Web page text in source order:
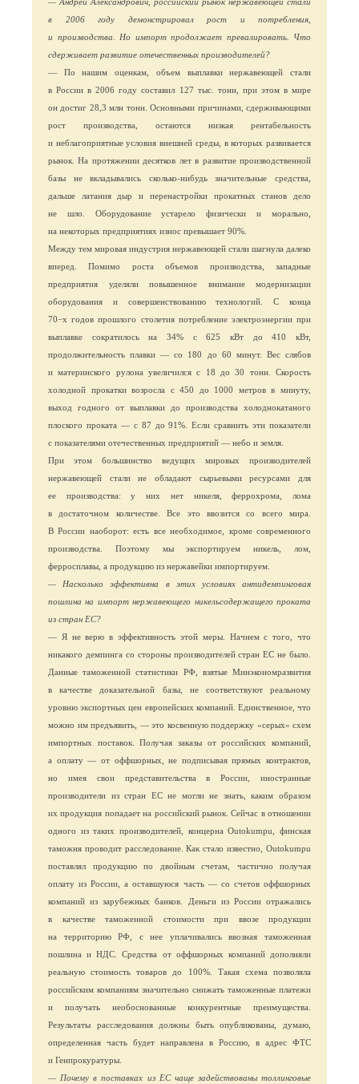
— Андрей Александрович, российский рынок нержавеющей стали
в 2006 году демонстрировал рост и потребления,
и производства. Но импорт продолжает превалировать. Что
сдерживает развитие отечественных производителей?
— По нашим оценкам, объем выплавки нержавеющей стали
в России в 2006 году составил 127 тыс. тонн, при этом в мире
он достиг 28,3 млн тонн. Основными причинами, сдерживающими
рост производства, остаются низкая рентабельность
и неблагоприятные условия внешней среды, в которых развивается
рынок. На протяжении десятков лет в развитие производственной
базы не вкладывались сколько-нибудь значительные средства,
дальше латания дыр и перенастройки прокатных станов дело
не шло. Оборудование устарело физически и морально,
на некоторых предприятиях износ превышает 90%.
Между тем мировая индустрия нержавеющей стали шагнула далеко
вперед. Помимо роста объемов производства, западные
предприятия уделяли повышенное внимание модернизации
оборудования и совершенствованию технологий. С конца
70−х годов прошлого столетия потребление электроэнергии при
выплавке сократилось на 34% с 625 кВт до 410 кВт,
продолжительность плавки — со 180 до 60 минут. Вес слябов
и материнского рулона увеличился с 18 до 30 тонн. Скорость
холодной прокатки возросла с 450 до 1000 метров в минуту,
выход годного от выплавки до производства холоднокатаного
плоского проката — с 87 до 91%. Если сравнить эти показатели
с показателями отечественных предприятий — небо и земля.
При этом большинство ведущих мировых производителей
нержавеющей стали не обладают сырьевыми ресурсами для
ее производства: у них нет никеля, феррохрома, лома
в достаточном количестве. Все это ввозится со всего мира.
В России наоборот: есть все необходимое, кроме современного
производства. Поэтому мы экспортируем никель, лом,
ферросплавы, а продукцию из нержавейки импортируем.
— Насколько эффективна в этих условиях антидемпинговая
пошлина на импорт нержавеющего никельсодержащего проката
из стран ЕС?
— Я не верю в эффективность этой меры. Начнем с того, что
никакого демпинга со стороны производителей стран ЕС не было.
Данные таможенной статистики РФ, взятые Минэкономразвития
в качестве доказательной базы, не соответствуют реальному
уровню экспортных цен европейских компаний. Единственное, что
можно им предъявить, — это косвенную поддержку «серых» схем
импортных поставок. Получая заказы от российских компаний,
а оплату — от оффшорных, не подписывая прямых контрактов,
но имея свои представительства в России, иностранные
производители из стран ЕС не могли не знать, каким образом
их продукция попадает на российский рынок. Сейчас в отношении
одного из таких производителей, концерна Outokumpu, финская
таможня проводит расследование. Как стало известно, Outokumpu
поставлял продукцию по двойным счетам, частично получая
оплату из России, а оставшуюся часть — со счетов оффшорных
компаний из зарубежных банков. Деньги из России отражались
в качестве таможенной стоимости при ввозе продукции
на территорию РФ, с нее уплачивались ввозная таможенная
пошлина и НДС. Средства от оффшорных компаний дополняли
реальную стоимость товаров до 100%. Такая схема позволяла
российским компаниям значительно снижать таможенные платежи
и получать необоснованные конкурентные преимущества.
Результаты расследования должны быть опубликованы, думаю,
определенная часть будет направлена в Россию, в адрес ФТС
и Генпрокуратуры.
— Почему в поставках из ЕС чаще задействованы толлинговые